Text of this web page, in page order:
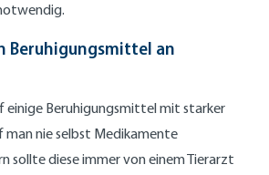
Beruhigungsmittel an
einige Beruhigungsmittel mit starker
man nie selbst Medikamente
sollte diese immer von einem Tierarzt